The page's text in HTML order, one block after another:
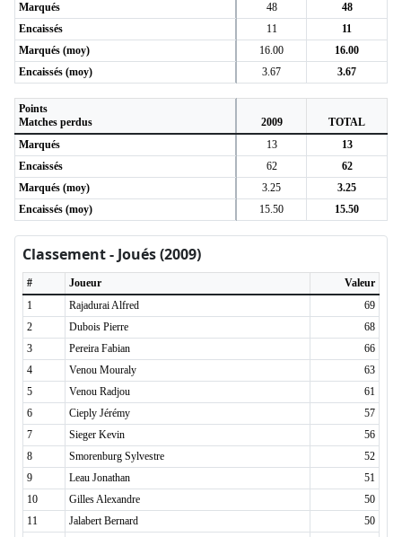
Marqués
48
48
Encaissés
11
11
Marqués (moy)
16.00
16.00
Encaissés (moy)
3.67 3.67
Points
Matches perdus
2009
TOTAL
Marqués
13
13
Encaissés
62
62
Marqués (moy)
3.25
3.25
Encaissés (moy)
15.50 15.50
Classement - Joués (2009)
# Joueur
Valeur
1
Rajadurai Alfred
69
2
Dubois Pierre
68
3
Pereira Fabian
66
4
Venou Mouraly
63
5
Venou Radjou
61
6
Cieply Jérémy
57
7
Sieger Kevin
56
8
Smorenburg Sylvestre
52
9
Leau Jonathan
51
10
Gilles Alexandre
50
11
Jalabert Bernard
50